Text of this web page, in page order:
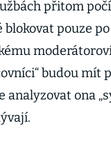
přitom
blokovat pouze
budou mít
analyzovat ona